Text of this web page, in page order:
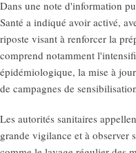
Dans une note d'information
Santé a indiqué avoir activé,
riposte visant à renforcer la
comprend notamment
épidémiologique, la mise à
de campagnes de
Les autorités sanitaires
grande vigilance et à observer